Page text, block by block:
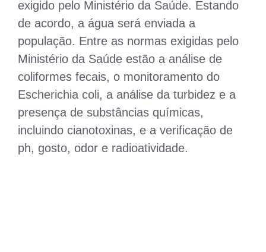
exigido pelo Ministério da Saúde. Estando
de acordo, a água será enviada a
população. Entre as normas exigidas pelo
Ministério da Saúde estão a análise de
coliformes fecais, o monitoramento do
Escherichia coli, a análise da turbidez e a
presença de substâncias químicas,
incluindo cianotoxinas, e a verificação de
ph, gosto, odor e radioatividade.